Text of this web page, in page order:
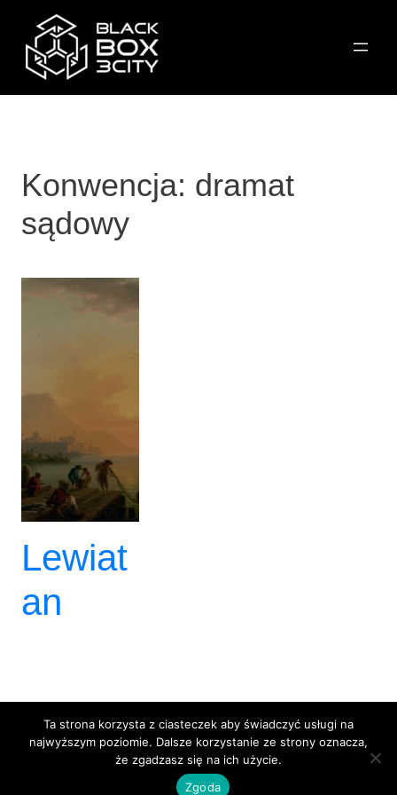
Konwencja: dramat
sądowy
Lewiat
an
BlackBox 3City
Dumnie wspierane przezWordPress
Ta strona korzysta z ciasteczek aby świadczyć usługi na
najwyższym poziomie. Dalsze korzystanie ze strony oznacza,
że zgadzasz się na ich użycie.
Zgoda